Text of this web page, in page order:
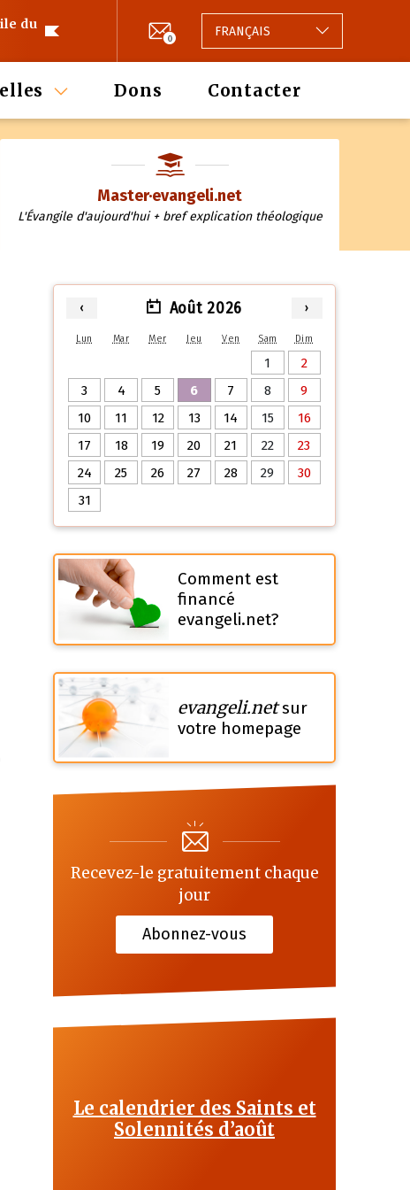
du
0 FRANÇAIS
Dons Contacter
Master·evangeli.net
L'Évangile d'aujourd'hui + bref explication théologique
‹ Août 2026 ›
Lun Mar Mer Jeu Ven Sam Dim
1
2
3
4 5 6 7 8
9
10
11 12 13 14 15
16
17
18 19 20 21 22
23
24
25 26 27 28 29
30
31
Comment est
financé
evangeli.net?
evangeli.netsur
votre homepage
Recevez-le gratuitement chaque
jour
Abonnez-vous
Le calendrier des Saints et
Solennités d’août